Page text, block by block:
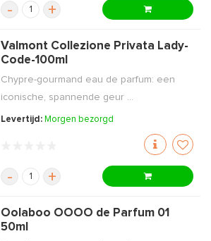
- +
Valmont Collezione Privata Lady-
Code-100ml
Chypre-gourmand eau de parfum: een
iconische, spannende geur ...
Levertijd: Morgen bezorgd
- +
Oolaboo OOOO de Parfum 01
50ml